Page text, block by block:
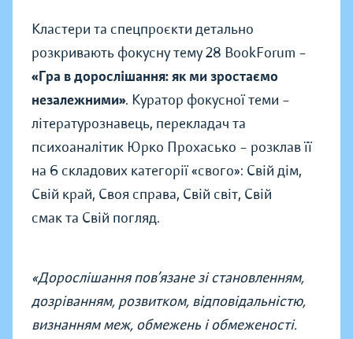
Кластери та спецпроєкти детально
розкривають фокусну тему 28 BookForum –
«Гра в дорослішання: як ми зростаємо
незалежними». Куратор фокусної теми –
літературознавець, перекладач та
психоаналітик Юрко Прохасько – розклав її
на 6 складових категорії «свого»: Свій дім,
Свій край, Своя справа, Свій світ, Свій
смак та Свій погляд.
«Дорослішання пов’язане зі становленням,
дозріванням, розвитком, відповідальністю,
визнанням меж, обмежень і обмеженості.